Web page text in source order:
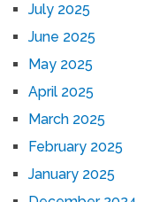
July 2025
June 2025
May 2025
April 2025
March 2025
February 2025
January 2025